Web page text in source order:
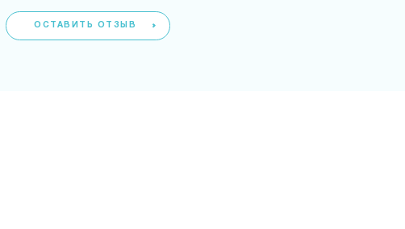
ОСТАВИТЬ ОТЗЫВ